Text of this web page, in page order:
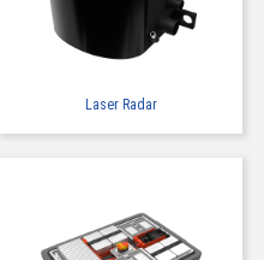
IMSA-10109B-30Y943
Laser Radar